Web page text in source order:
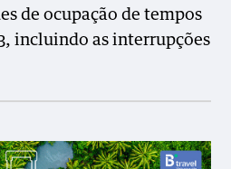
de ocupação de tempos
incluindo as interrupções